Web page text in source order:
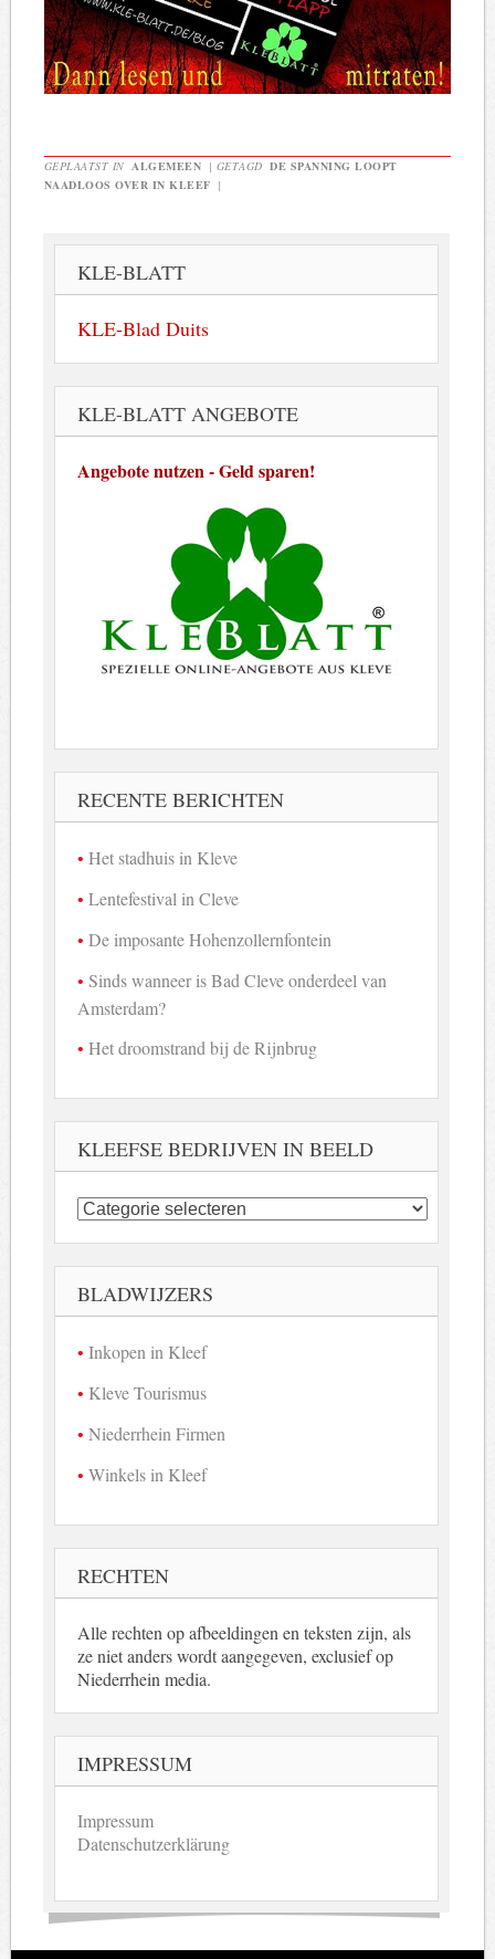
GEPLAATST IN ALGEMEEN | GETAGD DE SPANNING LOOPT
NAADLOOS OVER IN KLEEF |
KLE-BLATT
KLE-Blad Duits
KLE-BLATT ANGEBOTE
Angebote nutzen - Geld sparen!
RECENTE BERICHTEN
Het stadhuis in Kleve
Lentefestival in Cleve
De imposante Hohenzollernfontein
Sinds wanneer is Bad Cleve onderdeel van
Amsterdam?
Het droomstrand bij de Rijnbrug
KLEEFSE BEDRIJVEN IN BEELD
Kleefse
bedrijven
beeld
BLADWIJZERS
Inkopen in Kleef
Kleve Tourismus
Niederrhein Firmen
Winkels in Kleef
RECHTEN
Alle rechten op afbeeldingen en teksten zijn, als
ze niet anders wordt aangegeven, exclusief op
Niederrhein media.
IMPRESSUM
Impressum
Datenschutzerklärung